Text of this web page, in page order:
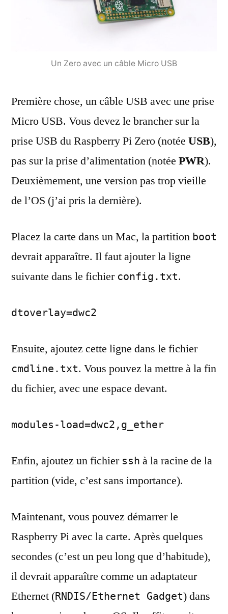
Un Zero avec un câble Micro USB
Première chose, un câble USB avec une prise
Micro USB. Vous devez le brancher sur la
prise USB du Raspberry Pi Zero (notée USB),
pas sur la prise d’alimentation (notée PWR).
Deuxièmement, une version pas trop vieille
de l’OS (j’ai pris la dernière).
Placez la carte dans un Mac, la partition boot
devrait apparaître. Il faut ajouter la ligne
suivante dans le fichier config.txt.
dtoverlay=dwc2
Ensuite, ajoutez cette ligne dans le fichier
cmdline.txt. Vous pouvez la mettre à la fin
du fichier, avec une espace devant.
modules-load=dwc2,g_ether
Enfin, ajoutez un fichier ssh à la racine de la
partition (vide, c’est sans importance).
Maintenant, vous pouvez démarrer le
Raspberry Pi avec la carte. Après quelques
secondes (c’est un peu long que d’habitude),
il devrait apparaître comme un adaptateur
Ethernet (RNDIS/Ethernet Gadget) dans